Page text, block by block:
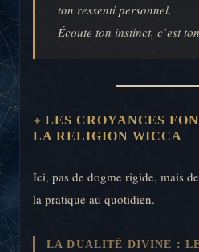
ton ressenti personnel.
Écoute ton instinct, c’est
LES CROYANCES
LA RELIGION WICCA
Ici, pas de dogme rigide, mais
la pratique au quotidien.
LA DUALITÉ DIVINE :